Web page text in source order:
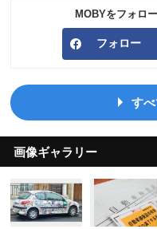
MOBYをフォロ
フォロー
す
画像ギャラリー